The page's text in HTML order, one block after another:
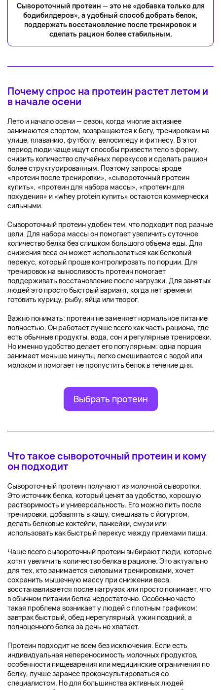
Сывороточный протеин — это не «добавка только для
бодибилдеров», а удобный способ добрать белок,
поддержать восстановление после тренировок и
сделать рацион более стабильным.
Почему спрос на протеин растет летом и
в начале осени
Лето и начало осени — сезон, когда многие активнее
занимаются спортом, возвращаются к бегу, тренировкам на
улице, плаванию, футболу, велосипеду и фитнесу. В этот
период люди чаще ищут способы привести тело в форму,
снизить количество случайных перекусов и сделать рацион
более структурированным. Поэтому запросы вроде
«протеин после тренировки», «сывороточный протеин
купить», «протеин для набора массы», «протеин для
похудения» и «whey protein купить» остаются коммерчески
сильными.
Сывороточный протеин удобен тем, что подходит под разные
цели. Для набора массы он помогает увеличить суточное
количество белка без слишком большого объема еды. Для
снижения веса он может использоваться как белковый
перекус, который проще контролировать по порции. Для
тренировок на выносливость протеин помогает
поддерживать восстановление после нагрузки. Для занятых
людей это просто быстрый вариант, когда нет времени
готовить курицу, рыбу, яйца или творог.
Важно понимать: протеин не заменяет нормальное питание
полностью. Он работает лучше всего как часть рациона, где
есть обычные продукты, вода, сон и регулярные тренировки.
Но именно удобство делает его популярным: одна порция
занимает меньше минуты, легко смешивается с водой или
молоком и помогает не пропустить белок в течение дня.
Выбрать протеин
Что такое сывороточный протеин и кому
он подходит
Сывороточный протеин получают из молочной сыворотки.
Это источник белка, который ценят за удобство, хорошую
растворимость и универсальность. Его можно пить после
тренировки, добавлять в кашу, смешивать с йогуртом,
делать белковые коктейли, панкейки, смузи или
использовать как быстрый перекус между приемами пищи.
Чаще всего сывороточный протеин выбирают люди, которые
хотят увеличить количество белка в рационе. Это актуально
для тех, кто занимается силовыми тренировками, хочет
сохранить мышечную массу при снижении веса,
восстанавливается после нагрузок или просто понимает, что
в обычном питании белка недостаточно. Особенно часто
такая проблема возникает у людей с плотным графиком:
завтрак быстрый, обед нерегулярный, ужин поздний, а
полноценного белка за день не хватает.
Протеин подходит не всем без исключения. Если есть
индивидуальная непереносимость молочных продуктов,
особенности пищеварения или медицинские ограничения по
белку, лучше заранее проконсультироваться со
специалистом. Но для большинства активных людей